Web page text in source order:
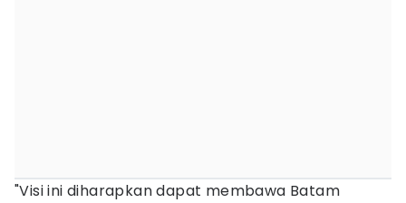
"Visi ini diharapkan dapat membawa Batam